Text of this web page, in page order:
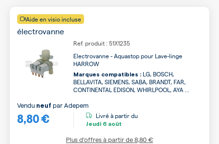
Aide en visio incluse
électrovanne
Ref. produit : 51X1235
Electrovanne - Aquastop pour Lave-linge
HARROW
Marques compatibles : LG, BOSCH,
BELLAVITA, SIEMENS, SABA, BRANDT, FAR,
CONTINENTAL EDISON, WHIRLPOOL, AYA ...
8,80 €
Vendu neuf parAdepem
Livré à partir du
Jeudi 6 août
Plus d’offres à partir de8,80 €